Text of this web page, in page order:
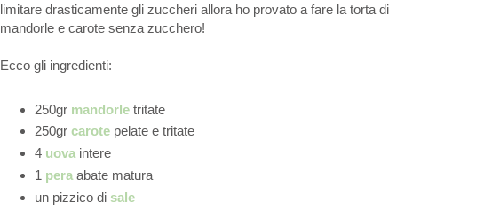
limitare drasticamente gli zuccheri allora ho provato a fare la torta di
mandorle e carote senza zucchero!
Ecco gli ingredienti:
250gr mandorletritate
250gr carotepelate e tritate
4 uovaintere
1 peraabate matura
un pizzico di sale